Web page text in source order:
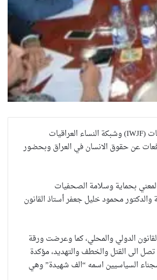
(IWJF)وشبكة النساء العراقيات
عن حقوق الانسان في العراق وبحضور
بحماية وسلامة الصحفيات
محمود خليل جعفر أستاذ القانون
الدولي والمحلي، كما وعرضت ورقة
الى القتل والخطف والتهديد، مؤكدة
السياسيين اسمه “الف شهيدة” وهي